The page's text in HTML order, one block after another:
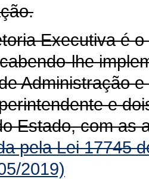
Executiva é
lhe
Administração
e
Estado, com as
pela Lei 17745
2019)